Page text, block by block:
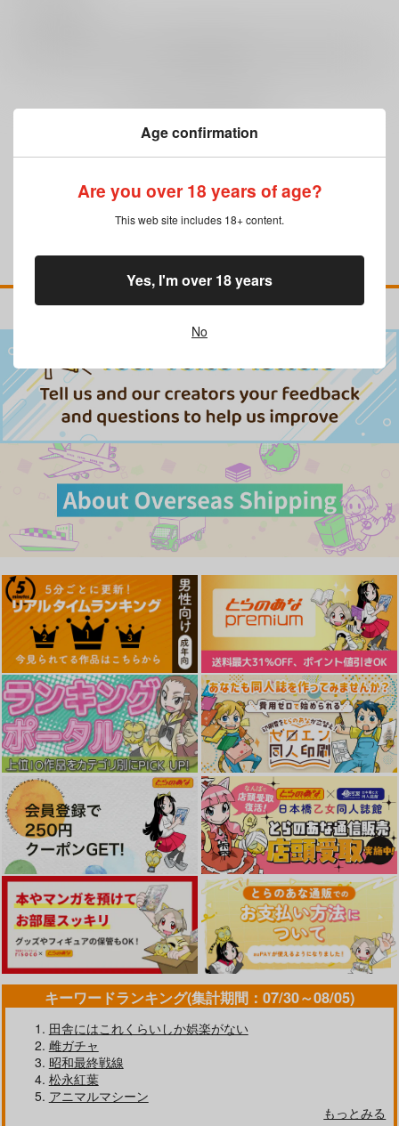
キーワードランキング(集計期間：07/30～08/05)
田舎にはこれくらいしか娯楽がない
雌ガチャ
昭和最終戦線
松永紅葉
アニマルマシーン
もっとみる
Age confirmation
Are you over 18 years of age?
This web site includes 18+ content.
No
Yes, I'm over 18 years